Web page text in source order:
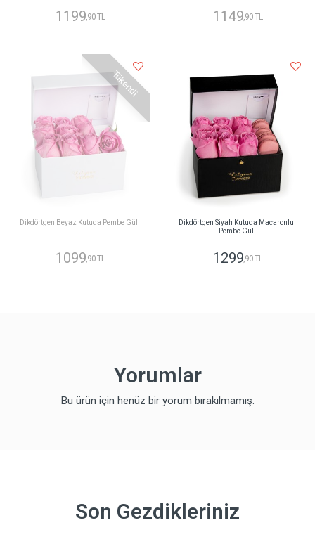
1199,90 TL 1149,90 TL
Tükendi
Dikdörtgen Beyaz Kutuda Pembe Gül
1099,90 TL
Dikdörtgen Siyah Kutuda Macaronlu
Pembe Gül
1299,90 TL
Yorumlar
Bu ürün için henüz bir yorum bırakılmamış.
Son Gezdikleriniz